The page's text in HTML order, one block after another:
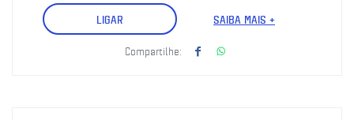
LIGAR SAIBA MAIS +
Compartilhe: